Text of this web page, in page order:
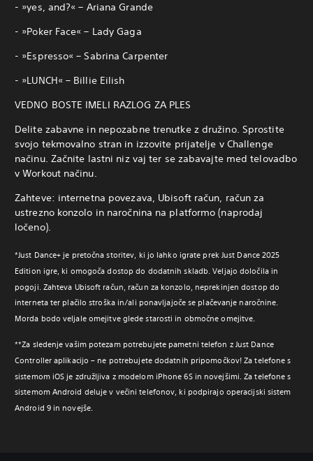
- »yes, and?« – Ariana Grande
- »Poker Face« – Lady Gaga
- »Espresso« – Sabrina Carpenter
- »LUNCH« – Billie Eilish
VEDNO BOSTE IMELI RAZLOG ZA PLES
Delite zabavne in nepozabne trenutke z družino. Sprostite
svojo tekmovalno stran in izzovite prijatelje v Challenge
načinu. Začnite lastni niz vaj ter se zabavajte med telovadbo
v Workout načinu.
Zahteve: internetna povezava, Ubisoft račun, račun za
ustrezno konzolo in naročnina na platformo (naprodaj
ločeno).
*Just Dance+ je pretočna storitev, ki jo lahko igrate prek Just Dance 2025
Edition igre, ki omogoča dostop do dodatnih skladb. Veljajo določila in
pogoji. Zahteva Ubisoft račun, račun za konzolo, neprekinjen dostop do
interneta ter plačilo stroška in/ali ponavljajoče se plačevanje naročnine.
Morda bodo veljale omejitve glede starosti in območne omejitve.
**Za sledenje vašim potezam potrebujete pametni telefon z Just Dance
Controller aplikacijo – ne potrebujete dodatnih pripomočkov! Za telefone s
sistemom iOS je združljiva z modelom iPhone 6S in novejšimi. Za telefone s
sistemom Android deluje v večini telefonov, ki podpirajo operacijski sistem
Android 9 in novejše.